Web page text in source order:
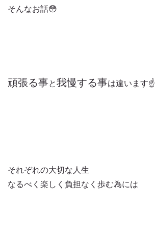
そんなお話😳
頑張る事と我慢する事は違います☝️
それぞれの大切な人生
なるべく楽しく負担なく歩む為には